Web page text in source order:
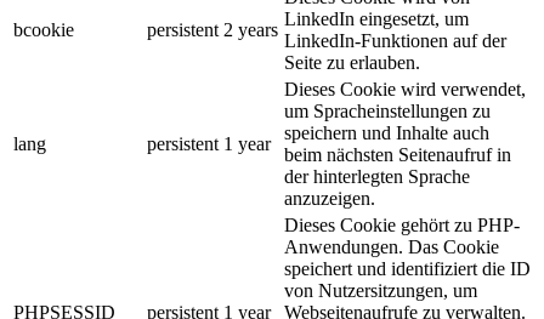
bcookie persistent 2 years
LinkedIn eingesetzt, um
LinkedIn-Funktionen auf der
Seite zu erlauben.
lang persistent 1 year
Dieses Cookie wird verwendet,
um Spracheinstellungen zu
speichern und Inhalte auch
beim nächsten Seitenaufruf in
der hinterlegten Sprache
anzuzeigen.
PHPSESSID persistent 1 year
Dieses Cookie gehört zu PHP-
Anwendungen. Das Cookie
speichert und identifiziert die ID
von Nutzersitzungen, um
Webseitenaufrufe zu verwalten.